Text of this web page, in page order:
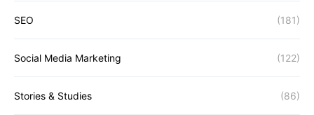
SEO (181)
Social Media Marketing (122)
Stories & Studies (86)